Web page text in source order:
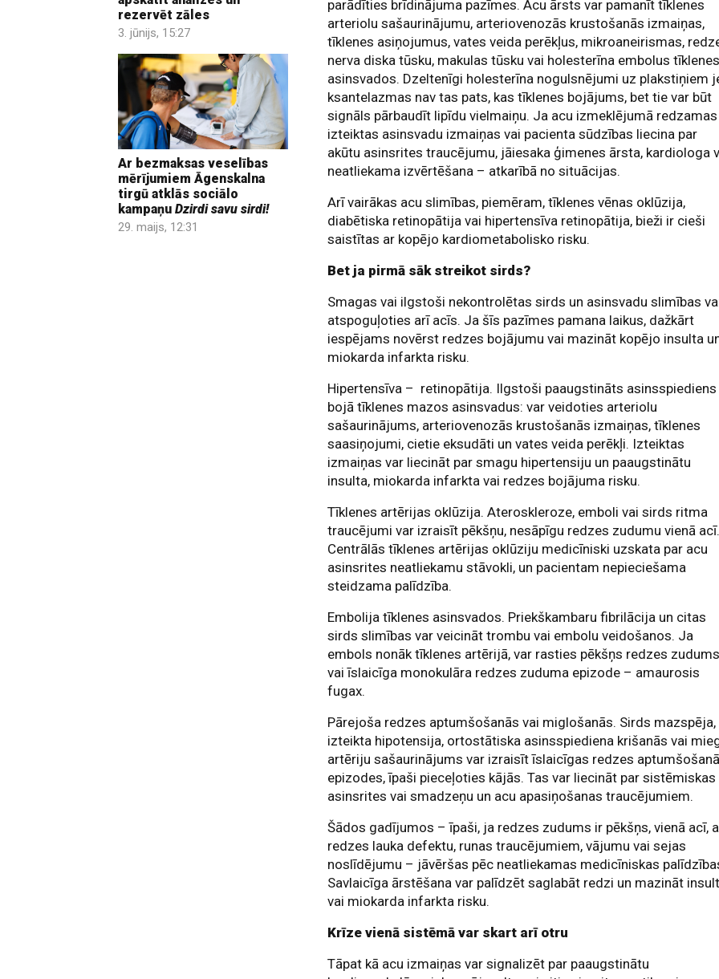
rezervēt zāles
3. jūnijs, 15:27
Ar bezmaksas veselības
mērījumiem Āgenskalna
tirgū atklās sociālo
kampaņu Dzirdi savu sirdi!
29. maijs, 12:31
parādīties brīdinājuma pazīmes. Acu ārsts var pamanīt tīklenes
arteriolu sašaurinājumu, arteriovenozās krustošanās izmaiņas,
tīklenes asiņojumus, vates veida perēkļus, mikroaneirismas,
nerva diska tūsku, makulas tūsku vai holesterīna embolus tīklenes
asinsvados. Dzeltenīgi holesterīna nogulsnējumi uz plakstiņiem
ksantelazmas nav tas pats, kas tīklenes bojājums, bet tie var būt
signāls pārbaudīt lipīdu vielmaiņu. Ja acu izmeklējumā redzamas
izteiktas asinsvadu izmaiņas vai pacienta sūdzības liecina par
akūtu asinsrites traucējumu, jāiesaka ģimenes ārsta, kardiologa
neatliekama izvērtēšana – atkarībā no situācijas.
Arī vairākas acu slimības, piemēram, tīklenes vēnas oklūzija,
diabētiska retinopātija vai hipertensīva retinopātija, bieži ir cieši
saistītas ar kopējo kardiometabolisko risku.
Bet ja pirmā sāk streikot sirds?
Smagas vai ilgstoši nekontrolētas sirds un asinsvadu slimības
atspoguļoties arī acīs. Ja šīs pazīmes pamana laikus, dažkārt
iespējams novērst redzes bojājumu vai mazināt kopējo insulta
miokarda infarkta risku.
Hipertensīva – retinopātija. Ilgstoši paaugstināts asinsspiediens
bojā tīklenes mazos asinsvadus: var veidoties arteriolu
sašaurinājums, arteriovenozās krustošanās izmaiņas, tīklenes
saasiņojumi, cietie eksudāti un vates veida perēkļi. Izteiktas
izmaiņas var liecināt par smagu hipertensiju un paaugstinātu
insulta, miokarda infarkta vai redzes bojājuma risku.
Tīklenes artērijas oklūzija. Ateroskleroze, emboli vai sirds ritma
traucējumi var izraisīt pēkšņu, nesāpīgu redzes zudumu vienā acī.
Centrālās tīklenes artērijas oklūziju medicīniski uzskata par acu
asinsrites neatliekamu stāvokli, un pacientam nepieciešama
steidzama palīdzība.
Embolija tīklenes asinsvados. Priekškambaru fibrilācija un citas
sirds slimības var veicināt trombu vai embolu veidošanos. Ja
embols nonāk tīklenes artērijā, var rasties pēkšņs redzes zudums
vai īslaicīga monokulāra redzes zuduma epizode – amaurosis
fugax.
Pārejoša redzes aptumšošanās vai miglošanās. Sirds mazspēja,
izteikta hipotensija, ortostātiska asinsspiediena krišanās vai
artēriju sašaurinājums var izraisīt īslaicīgas redzes
epizodes, īpaši pieceļoties kājās. Tas var liecināt par sistēmiskas
asinsrites vai smadzeņu un acu apasiņošanas traucējumiem.
Šādos gadījumos – īpaši, ja redzes zudums ir pēkšņs, vienā acī,
redzes lauka defektu, runas traucējumiem, vājumu vai sejas
noslīdējumu – jāvēršas pēc neatliekamas medicīniskas
Savlaicīga ārstēšana var palīdzēt saglabāt redzi un mazināt
vai miokarda infarkta risku.
Krīze vienā sistēmā var skart arī otru
Tāpat kā acu izmaiņas var signalizēt par paaugstinātu